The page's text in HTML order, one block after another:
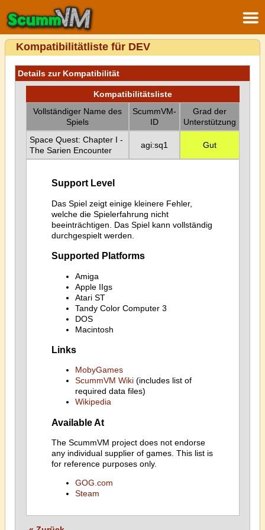
Kompatibilitätliste für DEV
Details zur Kompatibilität
Kompatibilitätsliste
Vollständiger Name des
Spiels
ScummVM-
ID
Grad der
Unterstützung
Space Quest: Chapter I -
The Sarien Encounter
agi:sq1 Gut
Support Level
Das Spiel zeigt einige kleinere Fehler,
welche die Spielerfahrung nicht
beeinträchtigen. Das Spiel kann vollständig
durchgespielt werden.
Supported Platforms
Amiga
Apple IIgs
Atari ST
Tandy Color Computer 3
DOS
Macintosh
Links
MobyGames
ScummVM Wiki(includes list of
required data files)
Wikipedia
Available At
The ScummVM project does not endorse
any individual supplier of games. This list is
for reference purposes only.
GOG.com
Steam